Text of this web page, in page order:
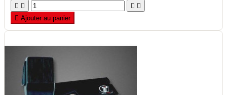
   
 Ajouter au panier